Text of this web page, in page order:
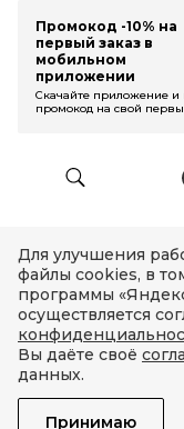
Промокод -10% на
первый заказ в
мобильном
приложении
Скачайте приложение и
промокод на свой
Для улучшения
файлы cookies, в
программы
осуществляется
Вы даёте своё
данных.
Принимаю